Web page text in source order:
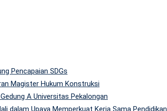
Pencapaian SDGs
Magister Hukum Konstruksi
A Universitas Pekalongan
dalam Upaya Memperkuat Kerja Sama Pendidikan